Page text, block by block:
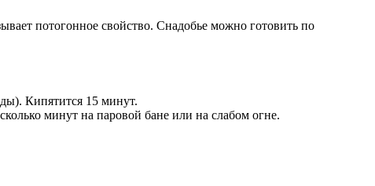
потогонное свойство. Снадобье можно готовить по
Кипятится 15 минут.
минут на паровой бане или на слабом огне.